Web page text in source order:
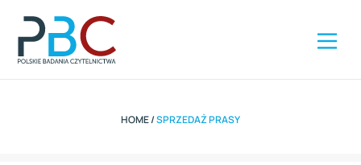
Szybki kontakt
+48 504 285 416
HOME/SPRZEDAŻ PRASY